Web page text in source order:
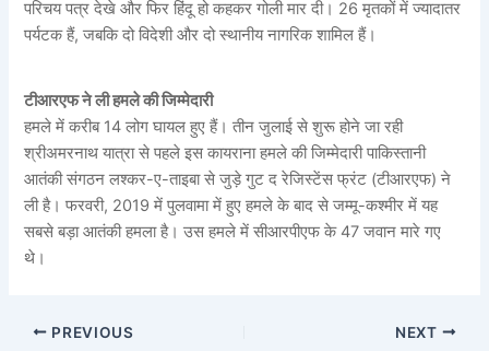
परिचय पत्र देखे और फिर हिंदू हो कहकर गोली मार दी। 26 मृतकों में ज्यादातर
पर्यटक हैं, जबकि दो विदेशी और दो स्थानीय नागरिक शामिल हैं।
टीआरएफ ने ली हमले की जिम्मेदारी
हमले में करीब 14 लोग घायल हुए हैं। तीन जुलाई से शुरू होने जा रही
श्रीअमरनाथ यात्रा से पहले इस कायराना हमले की जिम्मेदारी पाकिस्तानी
आतंकी संगठन लश्कर-ए-ताइबा से जुड़े गुट द रेजिस्टेंस फ्रंट (टीआरएफ) ने
ली है। फरवरी, 2019 में पुलवामा में हुए हमले के बाद से जम्मू-कश्मीर में यह
सबसे बड़ा आतंकी हमला है। उस हमले में सीआरपीएफ के 47 जवान मारे गए
थे।
PREVIOUS NEXT